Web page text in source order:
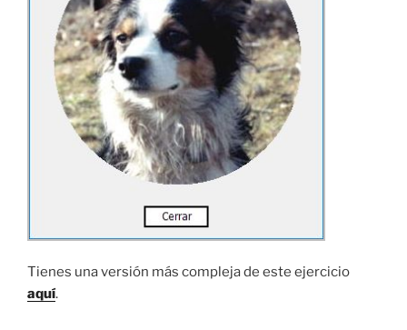
Tienes una versión más compleja de este ejercicio
aquí.